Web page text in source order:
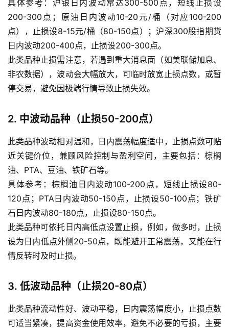
原
油
期
货
开
户
原
货
播
室
具体参考：沪银日内波动常达300-500点，短线止损设
200-300点；原油日内波动10-20元/桶（对应100-200
点），止损设8-15元/桶（80-150点）；沪深300股指期货
日内波动200-400点，止损设200-300点。
此类品种止损需注意，若遇到重大消息面（如美联储加息、
非农数据），波动会大幅放大，可临时放宽止损点数，或暂
停交易，避免因极端行情导致止损失效。
2. 中波动品种（止损50-200点）
此类品种波动相对温和，日内震荡幅度适中，止损点数可贴
近关键价位，兼顾风险控制与盈利空间，主要包括：棕榈
油、PTA、豆油、铁矿石等。
具体参考：棕榈油日内波动100-200点，短线止损设80-
120点；PTA日内波动50-150点，止损设50-100点；铁矿
石日内波动80-180点，止损设80-150点。
此类品种可依托日内高低点设置止损，例如，做多时，止损
设为日内低点外侧20-50点，既能避开正常震荡，又能在行
情反转时及时止损。
3. 低波动品种（止损20-80点）
此类品种流动性好、波动平稳，日内震荡幅度小，止损点数
可适当紧凑，提高资金使用效率，避免不必要的亏损，主要